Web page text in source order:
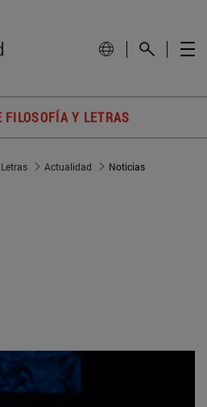
FILOSOFÍA Y LETRAS
Actualidad Noticias